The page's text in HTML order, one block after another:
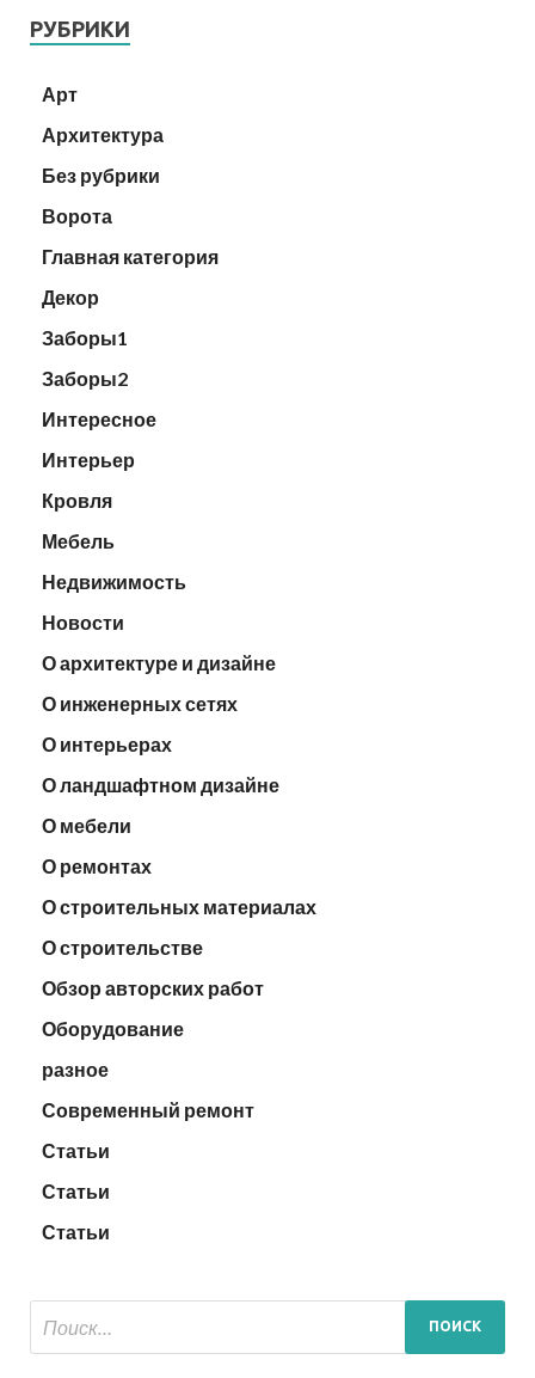
РУБРИКИ
Арт
Архитектура
Без рубрики
Ворота
Главная категория
Декор
Заборы1
Заборы2
Интересное
Интерьер
Кровля
Мебель
Недвижимость
Новости
О архитектуре и дизайне
О инженерных сетях
О интерьерах
О ландшафтном дизайне
О мебели
О ремонтах
О строительных материалах
О строительстве
Обзор авторских работ
Оборудование
разное
Современный ремонт
Статьи
Статьи
Статьи